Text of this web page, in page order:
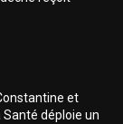
et
déploie un